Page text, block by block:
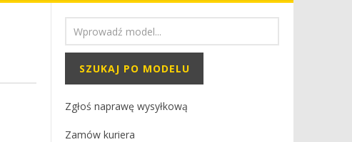
Zgłoś naprawę wysyłkową
Zamów kuriera